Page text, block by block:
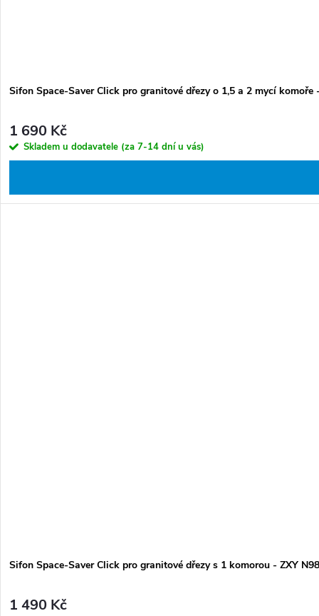
Sifon Space-Saver Click pro granitové dřezy o 1,5 a 2 mycí komoře
1 690 Kč
Skladem u dodavatele (za 7-14 dní u vás)
Sifon Space-Saver Click pro granitové dřezy s 1 komorou - ZXY
1 490 Kč